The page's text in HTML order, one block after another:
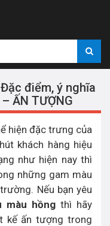
điểm, ý nghĩa
ẤN TƯỢNG
hiện đặc trưng của
khách hàng hiệu
như hiện nay thì
những gam màu
Nếu bạn yêu
màu hồng thì hãy
kế ấn tượng trong